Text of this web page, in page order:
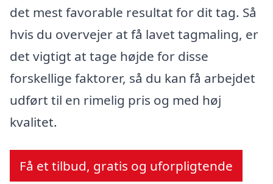
det mest favorable resultat for dit tag. Så
hvis du overvejer at få lavet tagmaling, er
det vigtigt at tage højde for disse
forskellige faktorer, så du kan få arbejdet
udført til en rimelig pris og med høj
kvalitet.
Få et tilbud, gratis og uforpligtende